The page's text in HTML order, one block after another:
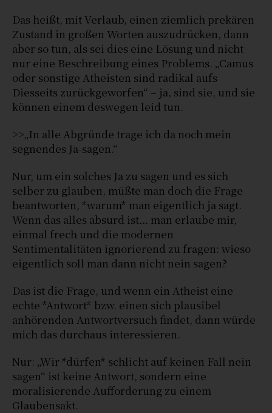
Das heißt, mit Verlaub, einen ziemlich prekären
Zustand in großen Worten auszudrücken, dann
aber so tun, als sei dies eine Lösung und nicht
nur eine Beschreibung eines Problems. „Camus
oder sonstige Atheisten sind radikal aufs
Diesseits zurückgeworfen“ – ja, sind sie, und sie
können einem deswegen leid tun.
>>„In alle Abgründe trage ich da noch mein
segnendes Ja-sagen.“
Nur, um ein solches Ja zu sagen und es sich
selber zu glauben, müßte man doch die Frage
beantworten, *warum* man eigentlich ja sagt.
Wenn das alles absurd ist… man erlaube mir,
einmal frech und die modernen
Sentimentalitäten ignorierend zu fragen: wieso
eigentlich soll man dann nicht nein sagen?
Das ist die Frage, und wenn ein Atheist eine
echte *Antwort* bzw. einen sich plausibel
anhörenden Antwortversuch findet, dann würde
mich das durchaus interessieren.
Nur: „Wir *dürfen* schlicht auf keinen Fall nein
sagen“ ist keine Antwort, sondern eine
moralisierende Aufforderung zu einem
Glaubensakt.